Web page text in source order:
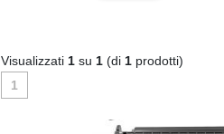
Visualizzati 1 su 1 (di 1 prodotti)
1